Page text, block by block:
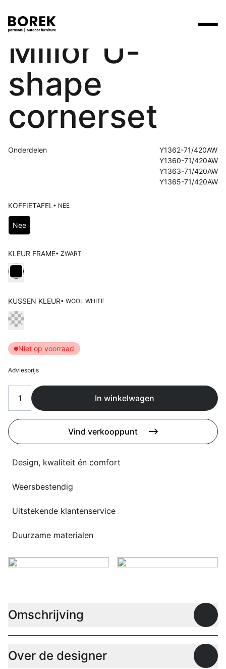
Producten
Alle producten
Tafels
Collecties
Merken
Ontdek onze merken
Borek
Verkooppunten
Flagship stores
Verkooppunten zoeken
Prijscatalogi
Contact
Support
Nieuws
Events
Werken bij
Over ons
Zoek
Millor U-
shape
cornerset
Onderdelen
Y1362-71/420AW
Y1360-71/420AW
Y1363-71/420AW
Y1365-71/420AW
KOFFIETAFEL • NEE
Kies Koffietafel
Nee
KLEUR FRAME• ZWART
Kies Kleur frame
KUSSEN KLEUR• WOOL WHITE
Kies Kussen kleur
Niet op voorraad
Adviesprijs
In winkelwagen
Vind verkooppunt
Design, kwaliteit én comfort
Weersbestendig
Uitstekende klantenservice
Duurzame materialen
Omschrijving
Over de designer